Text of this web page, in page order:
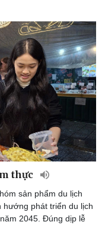
thực
sản phẩm du lịch
phát triển du lịch
2045. Đúng dịp lễ